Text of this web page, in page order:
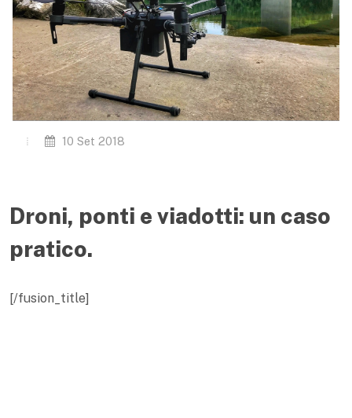
10 Set 2018
Droni, ponti e viadotti: un caso
pratico.
[/fusion_title]